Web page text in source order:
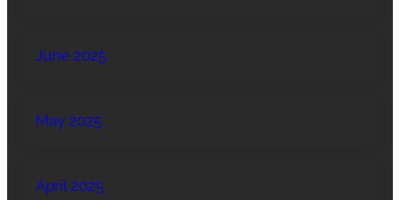
June 2025
May 2025
April 2025